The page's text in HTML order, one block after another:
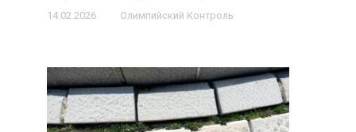
14.02.2026 Олимпийский Контроль